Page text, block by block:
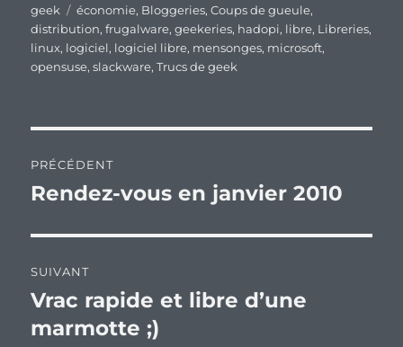
geek
Étiquettes
économie, Bloggeries,Coups de gueule,
distribution,frugalware,geekeries, hadopi, libre, Libreries,
linux, logiciel, logiciel libre, mensonges, microsoft,
opensuse,slackware,Trucs de geek
de
PRÉCÉDENT
Publication
Rendez-vous en janvier 2010
SUIVANT
Publication
suivante :
Vrac rapide et libre d’une
marmotte ;)